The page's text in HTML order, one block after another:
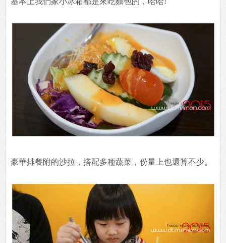
豪華排餐附的沙拉，搭配多種蔬菜，份量上也還算不少。